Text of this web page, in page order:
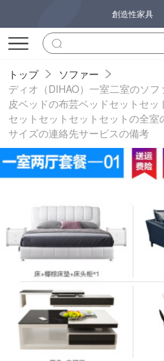
創造性家具
トップ
ソファー
ディオ（DIHAO）一室二室のソ
皮ベッドの布芸ベッドセットセッ
セットセットセットセットの全室
サイズの連絡先サービスの備考